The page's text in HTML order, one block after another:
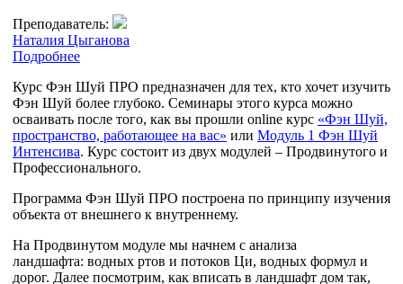
Преподаватель:
Наталия Цыганова
Подробнее
Курс Фэн Шуй ПРО предназначен для тех, кто хочет изучить
Фэн Шуй более глубоко. Семинары этого курса можно
осваивать после того, как вы прошли online курс «Фэн Шуй,
пространство, работающее на вас» или Модуль 1 Фэн Шуй
Интенсива. Курс состоит из двух модулей – Продвинутого и
Профессионального.
Программа Фэн Шуй ПРО построена по принципу изучения
объекта от внешнего к внутреннему.
На Продвинутом модуле мы начнем с анализа
ландшафта: водных ртов и потоков Ци, водных формул и
дорог. Далее посмотрим, как вписать в ландшафт дом так,